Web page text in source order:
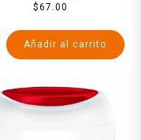
anti-edad 110 g
$67.00
Añadir al carrito